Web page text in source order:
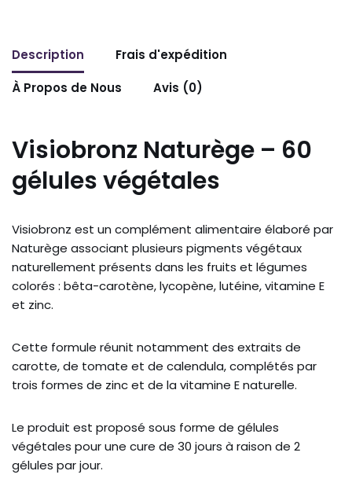
Description
Frais d'expédition
À Propos de Nous
Avis (0)
Visiobronz Naturège – 60
gélules végétales
Visiobronz est un complément alimentaire élaboré par
Naturège associant plusieurs pigments végétaux
naturellement présents dans les fruits et légumes
colorés : bêta-carotène, lycopène, lutéine, vitamine E
et zinc.
Cette formule réunit notamment des extraits de
carotte, de tomate et de calendula, complétés par
trois formes de zinc et de la vitamine E naturelle.
Le produit est proposé sous forme de gélules
végétales pour une cure de 30 jours à raison de 2
gélules par jour.